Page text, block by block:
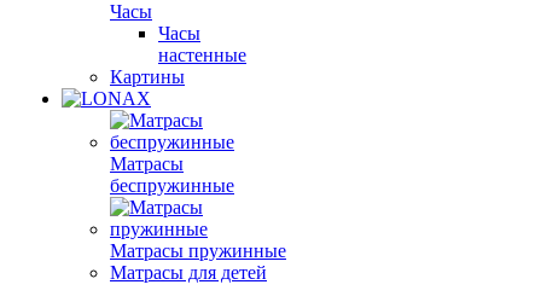
Часы
Часы
настенные
Картины
Матрасы
беспружинные
Матрасы пружинные
Матрасы для детей